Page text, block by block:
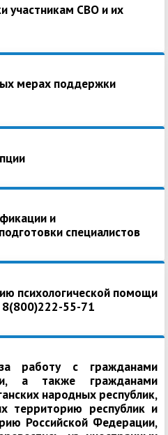
участникам СВО и их
мерах поддержки
и
специалистов
психологической помощи
8(800)222-55-71
работу с гражданами
а также гражданами
народных республик,
территорию республик и
Российской Федерации,